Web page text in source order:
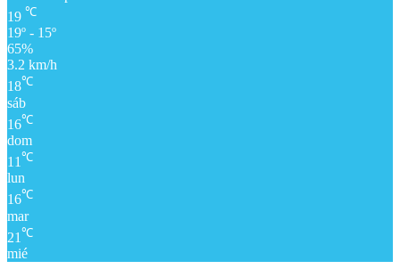
19 ℃
19º - 15º
65%
3.2 km/h
18℃
sáb
16℃
dom
11 ℃
lun
16℃
mar
21 ℃
mié